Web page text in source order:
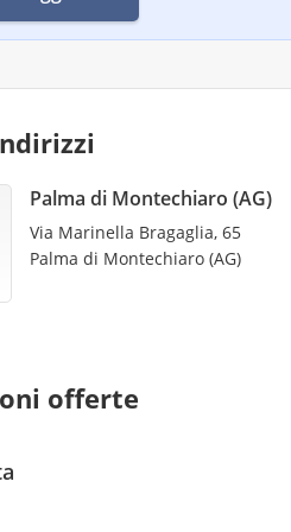
Palma di Montechiaro (AG)
Via Marinella Bragaglia, 65
Palma di Montechiaro (AG)
offerte